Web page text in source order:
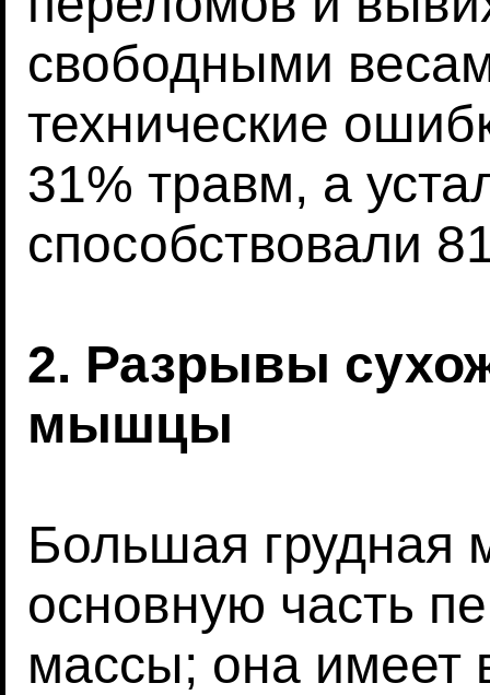
свободными
технические
31% травм, а
способствовали
2. Разрывы
мышцы
Большая грудная
основную часть
массы; она имеет